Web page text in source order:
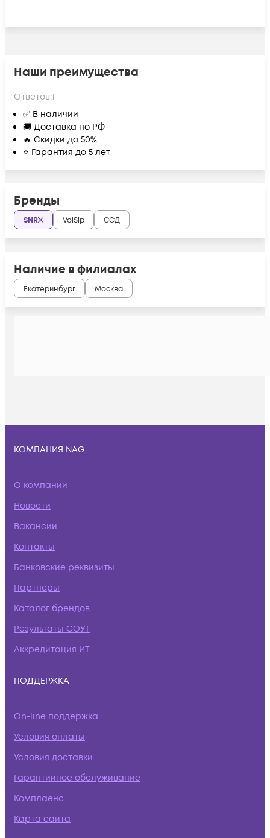
Наши преимущества
Ответов:1
✅ В наличии
🚚 Доставка по РФ
🔥 Скидки до 50%
⭐ Гарантия до 5 лет
Бренды
SNR VolSip ССД
Наличие в филиалах
Екатеринбург Москва
КОМПАНИЯ NAG
О компании
Новости
Вакансии
Контакты
Банковские реквизиты
Партнеры
Каталог брендов
Результаты СОУТ
Аккредитация ИТ
ПОДДЕРЖКА
On-line поддержка
Условия оплаты
Условия доставки
Гарантийное обслуживание
Комплаенс
Карта сайта